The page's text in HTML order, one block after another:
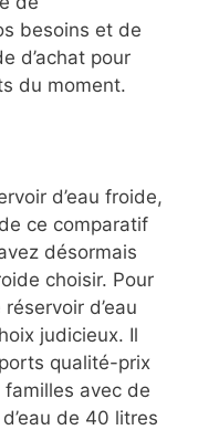
besoins et de
d’achat pour
du moment.
d’eau froide,
ce comparatif
désormais
choisir. Pour
d’eau
judicieux. Il
qualité-prix
avec de
de 40 litres